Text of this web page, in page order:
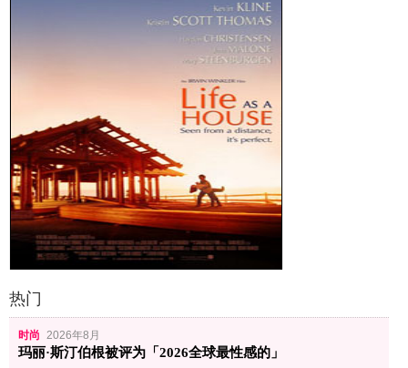
热门
时尚 2026年8月
玛丽·斯汀伯根被评为「2026全球最性感的」